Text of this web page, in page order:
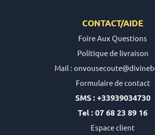
CONTACT/AIDE
Foire Aux Questions
Politique de livraison
Mail :
Formulaire de contact
SMS : +33939034730
Tel : 07 68 23 89 16
Espace client